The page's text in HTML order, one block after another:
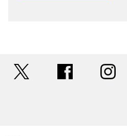
facebook